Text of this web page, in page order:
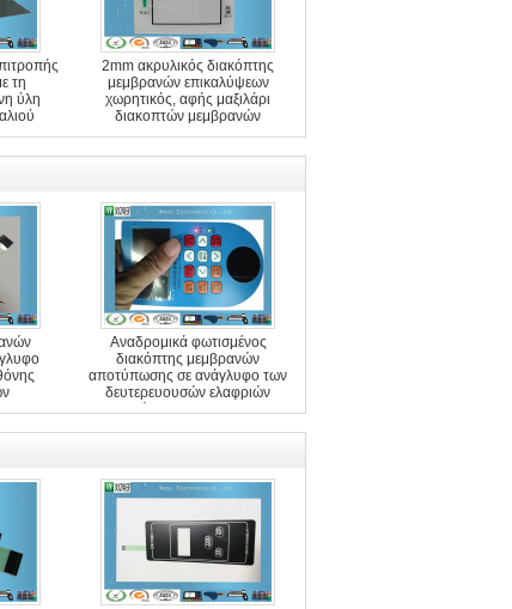
τη
ύλη
2mm ακρυλικός διακόπτης
μεμβρανών επικαλύψεων
χωρητικός, αφής μαξιλάρι
διακοπτών μεμβρανών
Αναδρομικά φωτισμένος
διακόπτης μεμβρανών
αποτύπωσης σε ανάγλυφο των
δευτερευουσών ελαφριών
οδηγήσεων με Polydome